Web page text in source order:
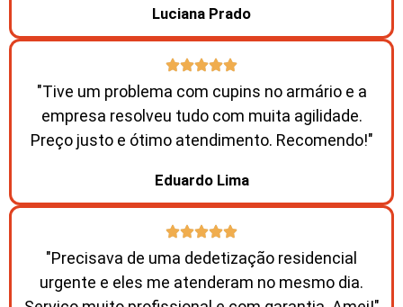
Luciana Prado
"Tive um problema com cupins no armário e a
empresa resolveu tudo com muita agilidade.
Preço justo e ótimo atendimento. Recomendo!"
Eduardo Lima
"Precisava de uma dedetização residencial
urgente e eles me atenderam no mesmo dia.